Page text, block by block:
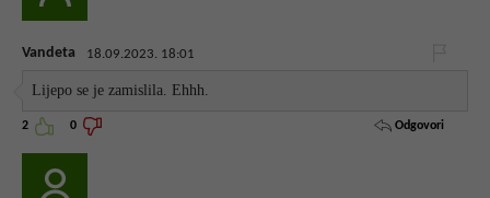
Vandeta 18.09.2023. 18:01
Lijepo se je zamislila. Ehhh.
2 0 Odgovori